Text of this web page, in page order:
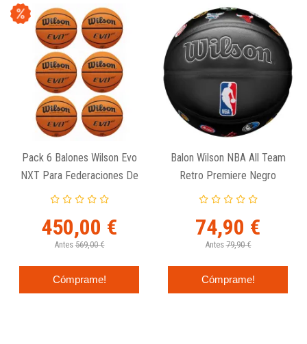
Pack 6 Balones Wilson Evo
NXT Para Federaciones De
Baloncesto
450,00 €
Antes 569,00 €
Cómprame!
Balon Wilson NBA All Team
Retro Premiere Negro
74,90 €
Antes 79,90 €
Cómprame!